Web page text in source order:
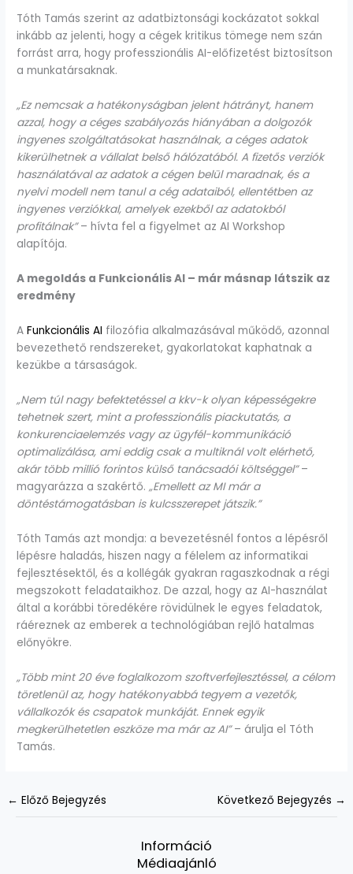
Tóth Tamás szerint az adatbiztonsági kockázatot sokkal
inkább az jelenti, hogy a cégek kritikus tömege nem szán
forrást arra, hogy professzionális AI-előfizetést biztosítson
a munkatársaknak.
„Ez nemcsak a hatékonyságban jelent hátrányt, hanem
azzal, hogy a céges szabályozás hiányában a dolgozók
ingyenes szolgáltatásokat használnak, a céges adatok
kikerülhetnek a vállalat belső hálózatából. A fizetős verziók
használatával az adatok a cégen belül maradnak, és a
nyelvi modell nem tanul a cég adataiból, ellentétben az
ingyenes verziókkal, amelyek ezekből az adatokból
profitálnak”– hívta fel a figyelmet az AI Workshop
alapítója.
A megoldás a Funkcionális AI – már másnap látszik az
eredmény
AFunkcionális AI filozófia alkalmazásával működő, azonnal
bevezethető rendszereket, gyakorlatokat kaphatnak a
kezükbe a társaságok.
„Nem túl nagy befektetéssel a kkv-k olyan képességekre
tehetnek szert, mint a professzionális piackutatás, a
konkurenciaelemzés vagy az ügyfél-kommunikáció
optimalizálása, ami eddig csak a multiknál volt elérhető,
akár több millió forintos külső tanácsadói költséggel”–
magyarázza a szakértő.„Emellett az MI már a
döntéstámogatásban is kulcsszerepet játszik.”
Tóth Tamás azt mondja: a bevezetésnél fontos a lépésről
lépésre haladás, hiszen nagy a félelem az informatikai
fejlesztésektől, és a kollégák gyakran ragaszkodnak a régi
megszokott feladataikhoz. De azzal, hogy az AI-használat
által a korábbi töredékére rövidülnek le egyes feladatok,
ráéreznek az emberek a technológiában rejlő hatalmas
előnyökre.
„Több mint 20 éve foglalkozom szoftverfejlesztéssel, a célom
töretlenül az, hogy hatékonyabbá tegyem a vezetők,
vállalkozók és csapatok munkáját. Ennek egyik
megkerülhetetlen eszköze ma már az AI”– árulja el Tóth
Tamás.
← Előző Bejegyzés Következő Bejegyzés →
Információ
Médiaajánló